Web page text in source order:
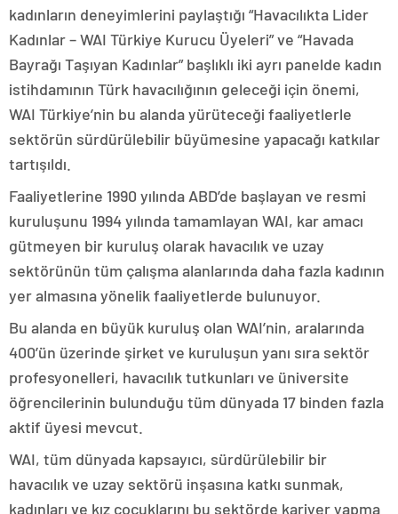
kadınların deneyimlerini paylaştığı “Havacılıkta Lider
Kadınlar – WAI Türkiye Kurucu Üyeleri” ve “Havada
Bayrağı Taşıyan Kadınlar” başlıklı iki ayrı panelde kadın
istihdamının Türk havacılığının geleceği için önemi,
WAI Türkiye’nin bu alanda yürüteceği faaliyetlerle
sektörün sürdürülebilir büyümesine yapacağı katkılar
tartışıldı.
Faaliyetlerine 1990 yılında ABD’de başlayan ve resmi
kuruluşunu 1994 yılında tamamlayan WAI, kar amacı
gütmeyen bir kuruluş olarak havacılık ve uzay
sektörünün tüm çalışma alanlarında daha fazla kadının
yer almasına yönelik faaliyetlerde bulunuyor.
Bu alanda en büyük kuruluş olan WAI’nin, aralarında
400’ün üzerinde şirket ve kuruluşun yanı sıra sektör
profesyonelleri, havacılık tutkunları ve üniversite
öğrencilerinin bulunduğu tüm dünyada 17 binden fazla
aktif üyesi mevcut.
WAI, tüm dünyada kapsayıcı, sürdürülebilir bir
havacılık ve uzay sektörü inşasına katkı sunmak,
kadınları ve kız çocuklarını bu sektörde kariyer yapma